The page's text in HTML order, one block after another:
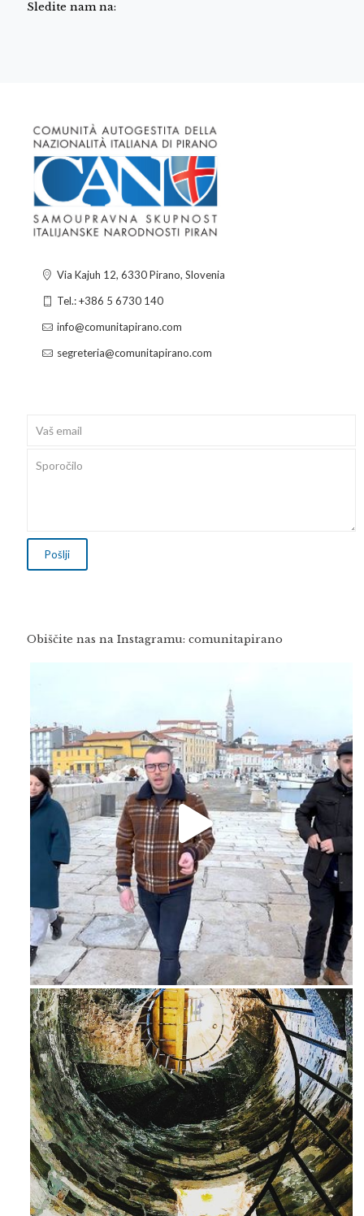
Sledite nam na:
Via Kajuh 12, 6330 Pirano, Slovenia
Tel.: +386 5 6730 140
info@comunitapirano.com
segreteria@comunitapirano.com
Obiščite nas na Instagramu: comunitapirano
Feb 16